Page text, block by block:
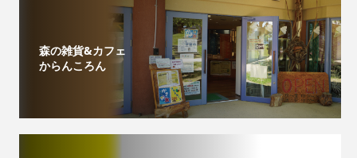
森の雑貨&カフェ
からんころん